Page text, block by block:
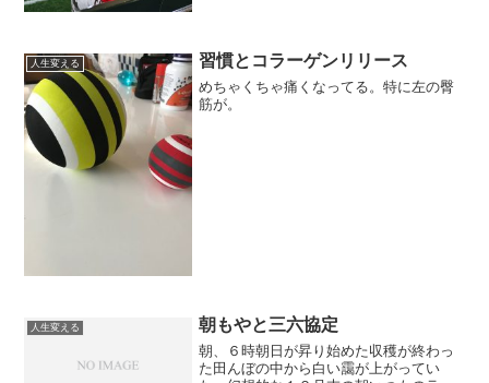
人生変える 習慣とコラーゲンリリース
めちゃくちゃ痛くなってる。特に左の臀
筋が。
人生変える 朝もやと三六協定
朝、６時朝日が昇り始めた収穫が終わっ
た田んぼの中から白い靄が上がってい